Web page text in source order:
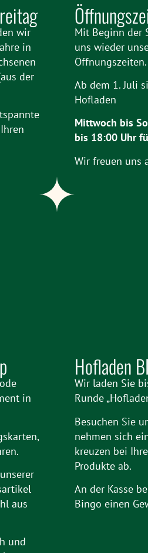
wir
in
der
Mit Beginn der
uns wieder
Öffnungszeiten.
Ab dem 1. Juli
Hofladen
Mittwoch bis
bis 18:00 Uhr
Wir freuen uns
in
aus
und
Hofladen
Wir laden Sie
Runde
Besuchen Sie
nehmen sich
kreuzen bei
Produkte ab.
An der Kasse
Bingo einen